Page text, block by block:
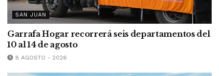
SAN JUAN
Garrafa Hogar recorrerá seis departamentos del
10 al 14 de agosto
8 AGOSTO - 2026